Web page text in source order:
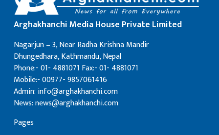
Arghakhanchi Media House Private Limited
Nagarjun – 3, Near Radha Krishna Mandir
Dhungedhara, Kathmandu, Nepal
Phone:- 01- 4881071 Fax:- 01- 4881071
Mobile:- 00977- 9857061416
Admin: info@arghakhanchi.com
News: news@arghakhanchi.com
Pages